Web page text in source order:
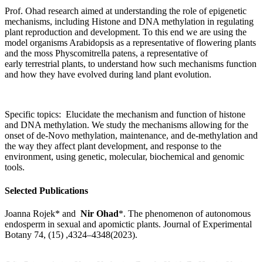
Prof. Ohad research aimed at understanding the role of epigenetic
mechanisms, including Histone and DNA methylation in regulating
plant reproduction and development. To this end we are using the
model organisms Arabidopsis as a representative of flowering plants
and the moss Physcomitrella patens, a representative of
early terrestrial plants, to understand how such mechanisms function
and how they have evolved during land plant evolution.
Specific topics: Elucidate the mechanism and function of histone
and DNA methylation. We study the mechanisms allowing for the
onset of de-Novo methylation, maintenance, and de-methylation and
the way they affect plant development, and response to the
environment, using genetic, molecular, biochemical and genomic
tools.
Selected Publications
Joanna Rojek* and Nir Ohad*. The phenomenon of autonomous
endosperm in sexual and apomictic plants. Journal of Experimental
Botany 74, (15) ,4324–4348(2023).